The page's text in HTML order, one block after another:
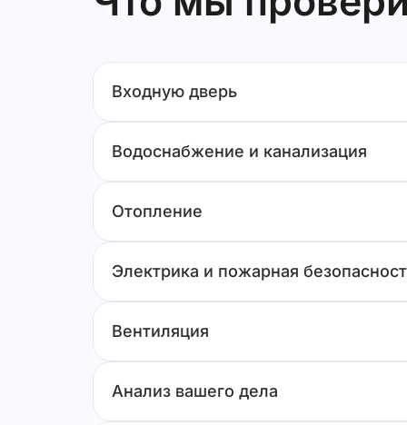
отклонение межкомнатной двери от
Входную дверь
Водоснабжение и канализация
Отопление
Электрика и пожарная
Вентиляция
Анализ вашего дела